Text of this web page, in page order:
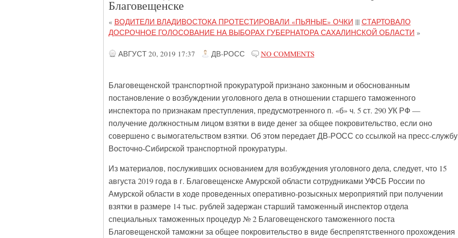
Благовещенске
« ВОДИТЕЛИ ВЛАДИВОСТОКА ПРОТЕСТИРОВАЛИ «ПЬЯНЫЕ» ОЧКИ ||| СТАРТОВАЛО
ДОСРОЧНОЕ ГОЛОСОВАНИЕ НА ВЫБОРАХ ГУБЕРНАТОРА САХАЛИНСКОЙ ОБЛАСТИ »
АВГУСТ 20, 2019 17:37 ДВ-РОСС NO COMMENTS
Благовещенской транспортной прокуратурой признано законным и обоснованным
постановление о возбуждении уголовного дела в отношении старшего таможенного
инспектора по признакам преступления, предусмотренного п. «б» ч. 5 ст. 290 УК РФ —
получение должностным лицом взятки в виде денег за общее покровительство, если оно
совершено с вымогательством взятки. Об этом передает ДВ-РОСС со ссылкой на пресс-службу
Восточно-Сибирской транспортной прокуратуры.
Из материалов, послуживших основанием для возбуждения уголовного дела, следует, что 15
августа 2019 года в г. Благовещенске Амурской области сотрудниками УФСБ России по
Амурской области в ходе проведенных оперативно-розыскных мероприятий при получении
взятки в размере 14 тыс. рублей задержан старший таможенный инспектор отдела
специальных таможенных процедур № 2 Благовещенского таможенного поста
Благовещенской таможни за общее покровительство в виде беспрепятственного прохождения